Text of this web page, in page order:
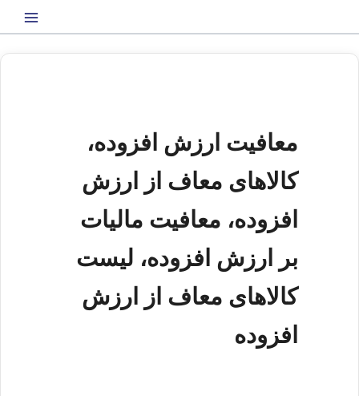
معافیت ارزش افزوده،
کالاهای معاف از ارزش
افزوده، معافیت مالیات
بر ارزش افزوده، لیست
کالاهای معاف از ارزش
افزوده